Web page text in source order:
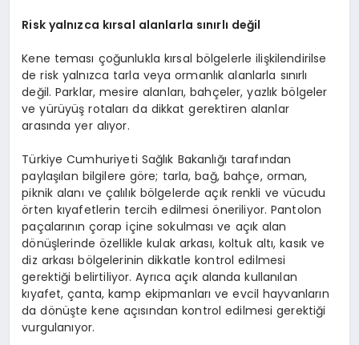
Risk yalnızca kırsal alanlarla sınırlı değil
Kene teması çoğunlukla kırsal bölgelerle ilişkilendirilse
de risk yalnızca tarla veya ormanlık alanlarla sınırlı
değil. Parklar, mesire alanları, bahçeler, yazlık bölgeler
ve yürüyüş rotaları da dikkat gerektiren alanlar
arasında yer alıyor.
Türkiye Cumhuriyeti Sağlık Bakanlığı tarafından
paylaşılan bilgilere göre; tarla, bağ, bahçe, orman,
piknik alanı ve çalılık bölgelerde açık renkli ve vücudu
örten kıyafetlerin tercih edilmesi öneriliyor. Pantolon
paçalarının çorap içine sokulması ve açık alan
dönüşlerinde özellikle kulak arkası, koltuk altı, kasık ve
diz arkası bölgelerinin dikkatle kontrol edilmesi
gerektiği belirtiliyor. Ayrıca açık alanda kullanılan
kıyafet, çanta, kamp ekipmanları ve evcil hayvanların
da dönüşte kene açısından kontrol edilmesi gerektiği
vurgulanıyor.